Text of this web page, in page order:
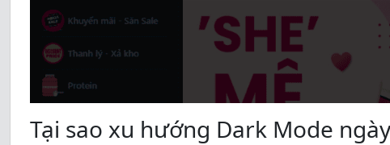
Tại sao xu hướng Dark Mode